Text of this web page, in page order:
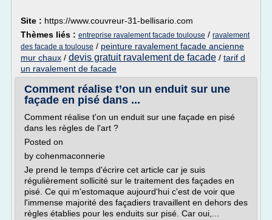
Site : https://www.couvreur-31-bellisario.com
Thèmes liés : entreprise ravalement facade toulouse / ravalement
des facade a toulouse / peinture ravalement facade ancienne
mur chaux / devis gratuit ravalement de facade / tarif d
un ravalement de facade
Comment réalise t’on un enduit sur une
façade en pisé dans ...
Comment réalise t'on un enduit sur une façade en pisé
dans les règles de l'art ?
Posted on
by cohenmaconnerie
Je prend le temps d'écrire cet article car je suis
régulièrement sollicité sur le traitement des façades en
pisé. Ce qui m'estomaque aujourd'hui c'est de voir que
l'immense majorité des façadiers travaillent en dehors des
règles établies pour les enduits sur pisé. Car oui,...